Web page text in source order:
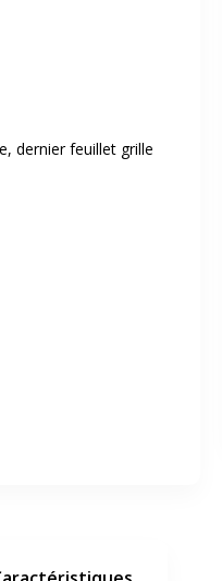
dernier feuillet grille